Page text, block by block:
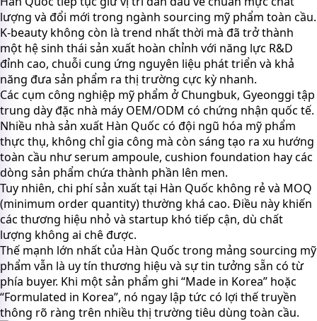
lượng và đổi mới trong ngành sourcing mỹ phẩm toàn cầu.
K-beauty không còn là trend nhất thời mà đã trở thành
một hệ sinh thái sản xuất hoàn chỉnh với năng lực R&D
đỉnh cao, chuỗi cung ứng nguyên liệu phát triển và khả
năng đưa sản phẩm ra thị trường cực kỳ nhanh.
Các cụm công nghiệp mỹ phẩm ở Chungbuk, Gyeonggi tập
trung dày đặc nhà máy OEM/ODM có chứng nhận quốc tế.
Nhiều nhà sản xuất Hàn Quốc có đội ngũ hóa mỹ phẩm
thực thụ, không chỉ gia công mà còn sáng tạo ra xu hướng
toàn cầu như serum ampoule, cushion foundation hay các
dòng sản phẩm chứa thành phần lên men.
Tuy nhiên, chi phí sản xuất tại Hàn Quốc không rẻ và MOQ
(minimum order quantity) thường khá cao. Điều này khiến
các thương hiệu nhỏ và startup khó tiếp cận, dù chất
lượng không ai chê được.
Thế mạnh lớn nhất của Hàn Quốc trong mảng sourcing mỹ
phẩm vẫn là uy tín thương hiệu và sự tin tưởng sẵn có từ
phía buyer. Khi một sản phẩm ghi “Made in Korea” hoặc
“Formulated in Korea”, nó ngay lập tức có lợi thế truyền
thông rõ ràng trên nhiều thị trường tiêu dùng toàn cầu.